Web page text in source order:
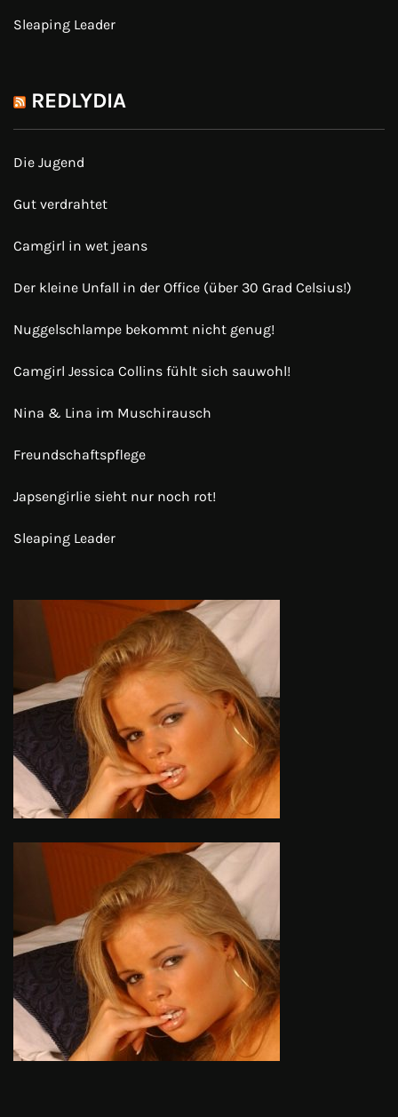
Sleaping Leader
REDLYDIA
Die Jugend
Gut verdrahtet
Camgirl in wet jeans
Der kleine Unfall in der Office (über 30 Grad Celsius!)
Nuggelschlampe bekommt nicht genug!
Camgirl Jessica Collins fühlt sich sauwohl!
Nina & Lina im Muschirausch
Freundschaftspflege
Japsengirlie sieht nur noch rot!
Sleaping Leader